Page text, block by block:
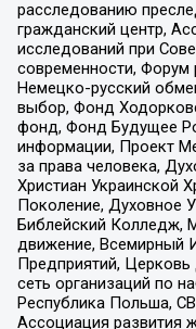
расследованию
гражданский центр,
исследований при
современности, Форум
Немецко-русский
выбор, Фонд
фонд, Фонд Будущее
информации, Проект
за права человека,
Христиан Украинской
Поколение, Духовное
Библейский Колледж,
движение, Всемирный
Предприятий, Церковь
сеть организаций по
Республика Польша,
Ассоциация развития